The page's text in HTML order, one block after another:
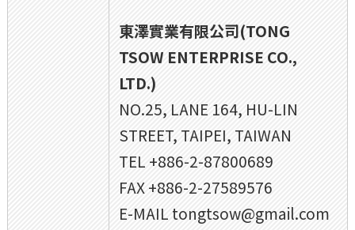
東澤實業有限公司(TONG
TSOW ENTERPRISE CO.,
LTD.)
NO.25, LANE 164, HU-LIN
STREET, TAIPEI, TAIWAN
TEL +886-2-87800689
FAX +886-2-27589576
E-MAIL tongtsow@gmail.com